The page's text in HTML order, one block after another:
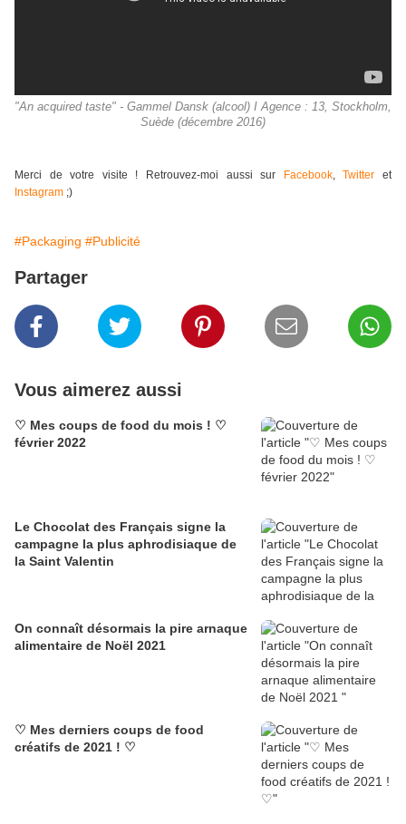
"An acquired taste" - Gammel Dansk (alcool) I Agence : 13, Stockholm,
Suède (décembre 2016)
Merci de votre visite ! Retrouvez-moi aussi sur Facebook,Twitter et
Instagram ;)
#Packaging #Publicité
Partager
Vous aimerez aussi
♡ Mes coups de food du mois ! ♡
février 2022
Le Chocolat des Français signe la
campagne la plus aphrodisiaque de
la Saint Valentin
On connaît désormais la pire arnaque
alimentaire de Noël 2021
♡ Mes derniers coups de food
créatifs de 2021 ! ♡